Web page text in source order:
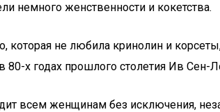
немного женственности и кокетства.
которая не любила кринолин и
80-х годах прошлого столетия Ив Сен-
всем женщинам без исключения,